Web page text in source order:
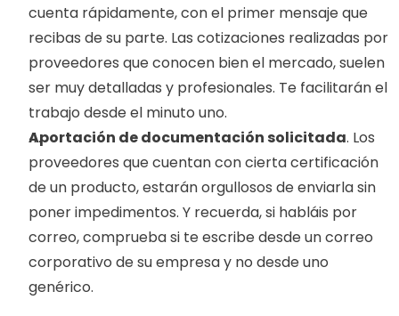
cuenta rápidamente, con el primer mensaje que
recibas de su parte. Las cotizaciones realizadas por
proveedores que conocen bien el mercado, suelen
ser muy detalladas y profesionales. Te facilitarán el
trabajo desde el minuto uno.
Aportación de documentación solicitada. Los
proveedores que cuentan con cierta certificación
de un producto, estarán orgullosos de enviarla sin
poner impedimentos. Y recuerda, si habláis por
correo, comprueba si te escribe desde un correo
corporativo de su empresa y no desde uno
genérico.